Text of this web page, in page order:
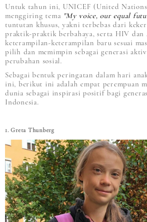
Untuk tahun ini, UNICEF (United
menggiring tema "My voice, our equal
tuntutan khusus, yakni terbebas dari
praktik-praktik berbahaya, serta HIV dan
keterampilan-keterampilan baru sesuai
pilih dan memimpin sebagai generasi
perubahan sosial.
Sebagai bentuk peringatan dalam hari
ini, berikut ini adalah empat perempuan
dunia sebagai inspirasi positif bagi
Indonesia.
1. Greta Thunberg